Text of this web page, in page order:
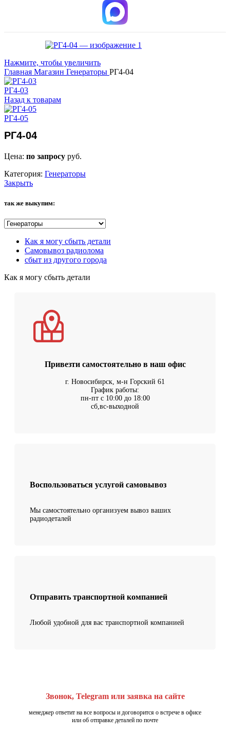
Нажмите, чтобы увеличить
Главная Магазин Генераторы РГ4-04
РГ4-03
Назад к товарам
РГ4-05
РГ4-04
Цена: по запросу руб.
Категория: Генераторы
Закрыть
так же выкупим:
Как я могу сбыть детали
Самовывоз радиолома
сбыт из другого города
Как я могу сбыть детали
Привезти самостоятельно в наш офис
г. Новосибирск, м-н Горский 61
График работы:
пн-пт с 10:00 до 18:00
сб,вс-выходной
Воспользоваться услугой самовывоз
Мы самостоятельно организуем вывоз ваших
радиодеталей
Отправить транспортной компанией
Любой удобной для вас транспортной компанией
Звонок, Telegram или заявка на сайте
менеджер ответит на все вопросы и договорится о встрече в офисе
или об отправке деталей по почте